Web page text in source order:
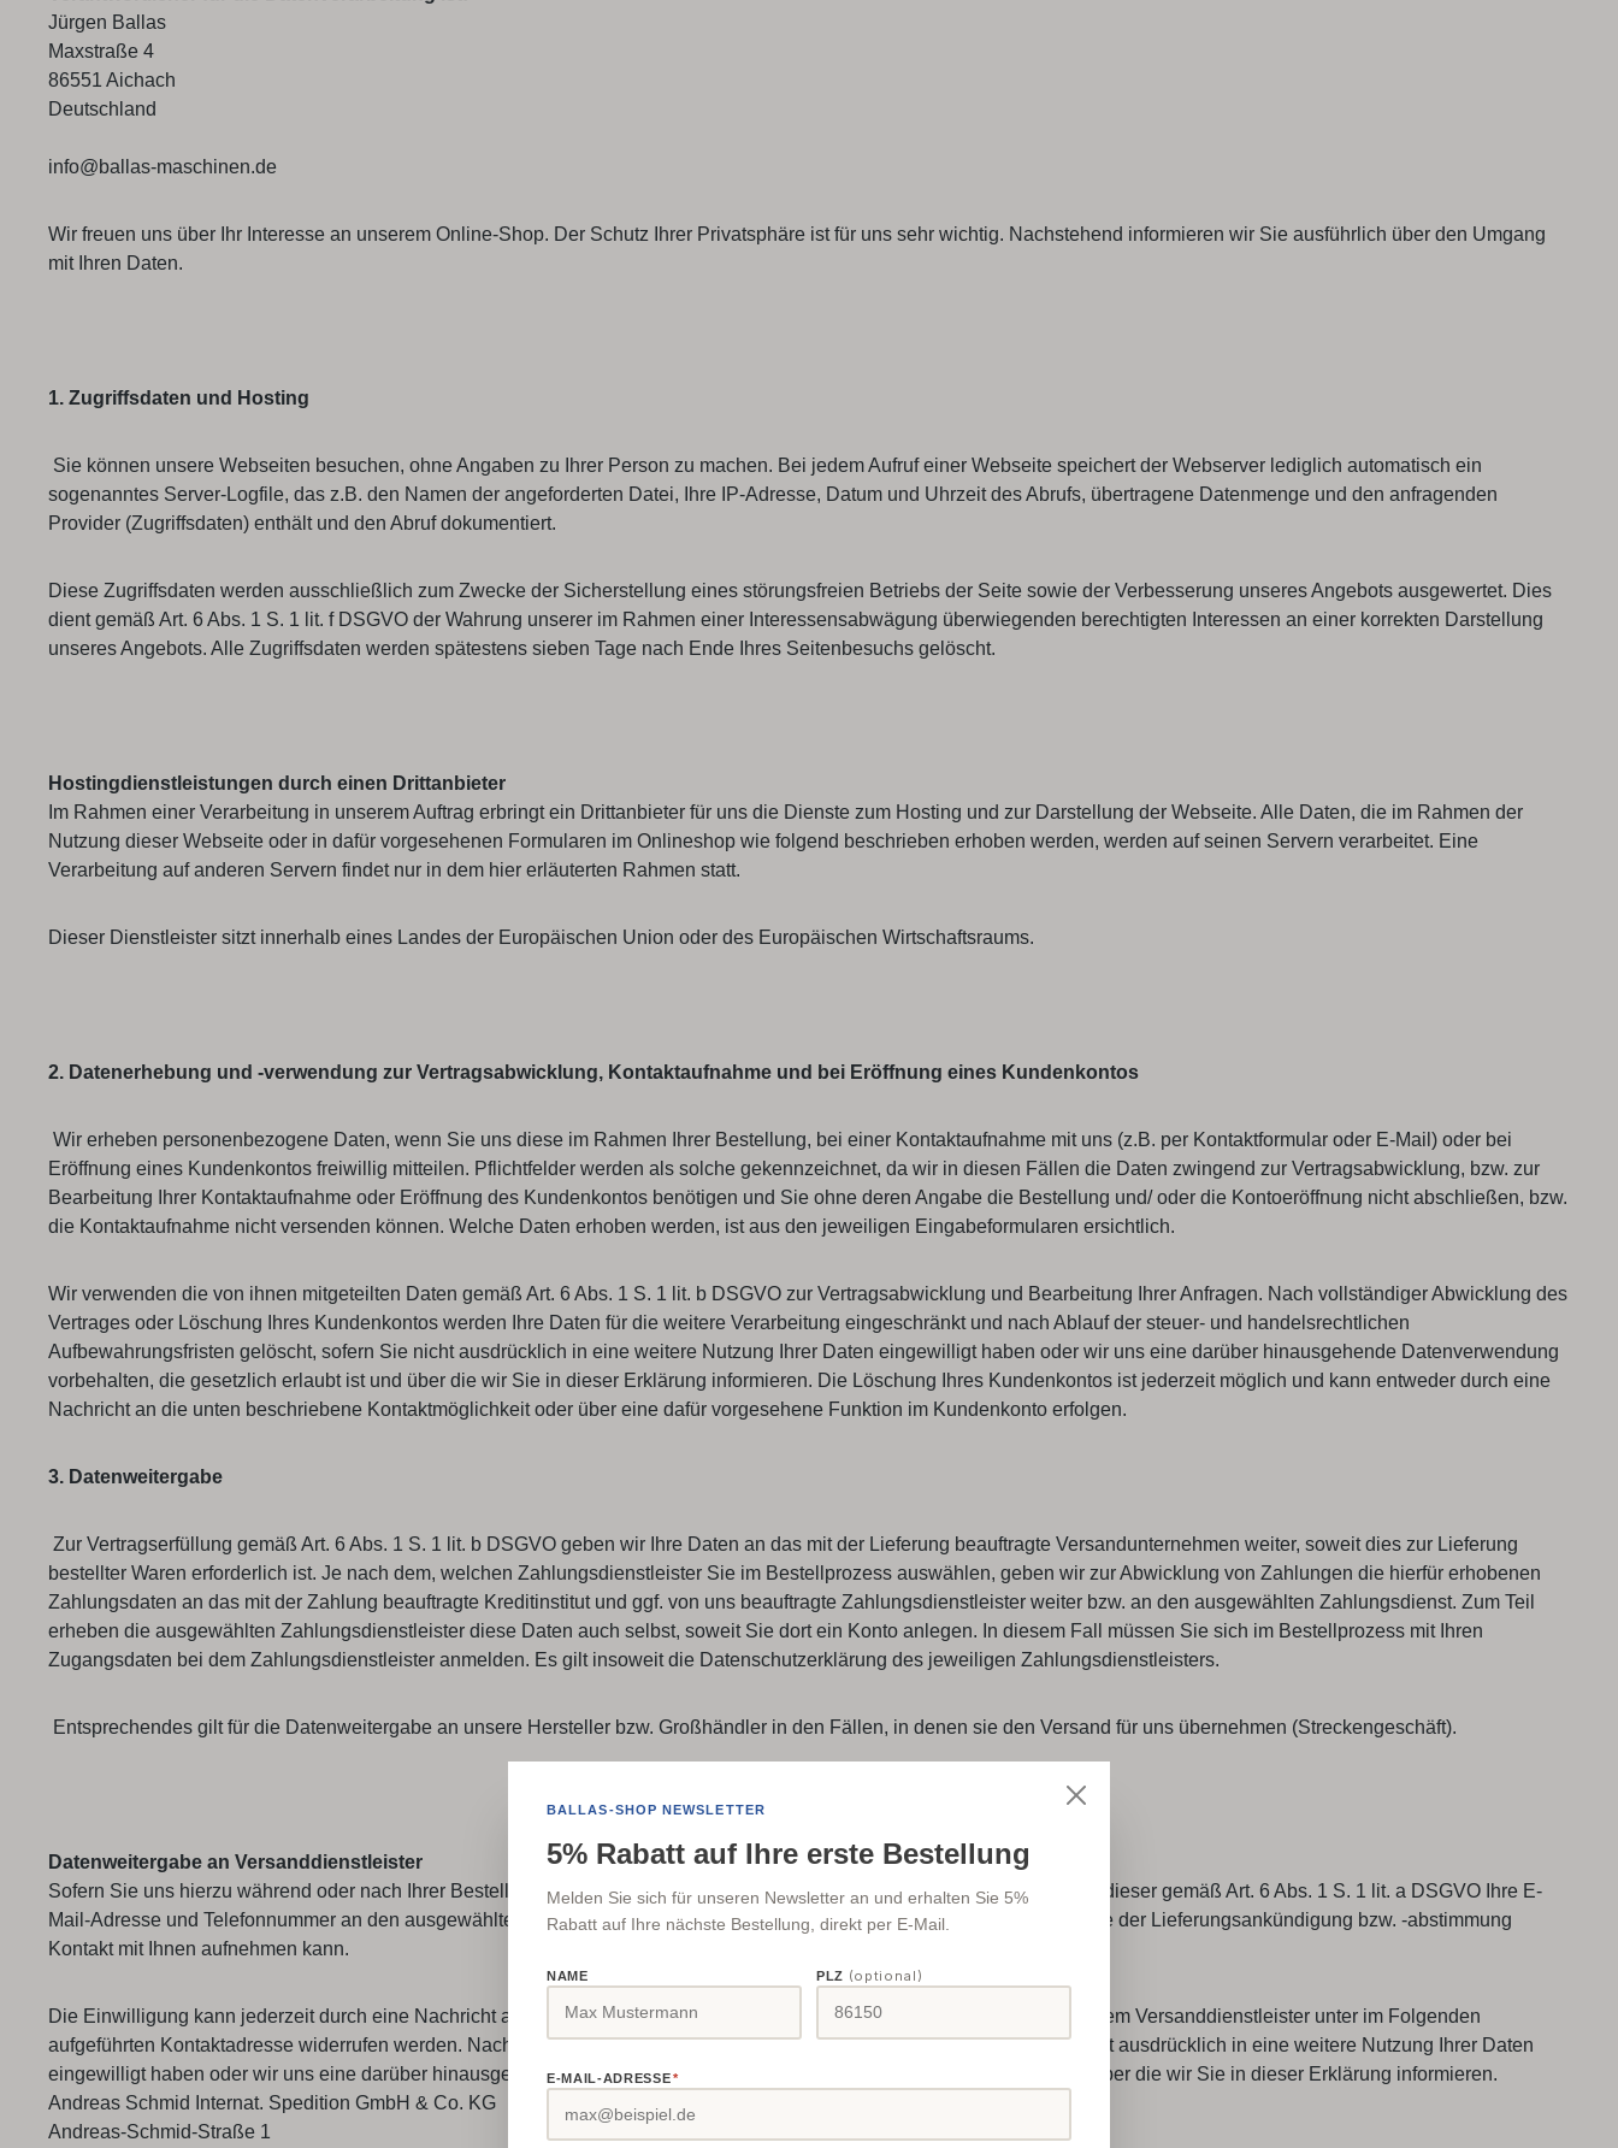
Jürgen Ballas
Maxstraße 4
86551 Aichach
Deutschland
info@ballas-maschinen.de
Wir freuen uns über Ihr Interesse an unserem Online-Shop. Der Schutz Ihrer Privatsphäre ist für uns sehr wichtig. Nachstehend informieren wir Sie ausführlich über den Umgang
mit Ihren Daten.
1. Zugriffsdaten und Hosting
Sie können unsere Webseiten besuchen, ohne Angaben zu Ihrer Person zu machen. Bei jedem Aufruf einer Webseite speichert der Webserver lediglich automatisch ein
sogenanntes Server-Logfile, das z.B. den Namen der angeforderten Datei, Ihre IP-Adresse, Datum und Uhrzeit des Abrufs, übertragene Datenmenge und den anfragenden
Provider (Zugriffsdaten) enthält und den Abruf dokumentiert.
Diese Zugriffsdaten werden ausschließlich zum Zwecke der Sicherstellung eines störungsfreien Betriebs der Seite sowie der Verbesserung unseres Angebots ausgewertet. Dies
dient gemäß Art. 6 Abs. 1 S. 1 lit. f DSGVO der Wahrung unserer im Rahmen einer Interessensabwägung überwiegenden berechtigten Interessen an einer korrekten Darstellung
unseres Angebots. Alle Zugriffsdaten werden spätestens sieben Tage nach Ende Ihres Seitenbesuchs gelöscht.
Hostingdienstleistungen durch einen Drittanbieter
Im Rahmen einer Verarbeitung in unserem Auftrag erbringt ein Drittanbieter für uns die Dienste zum Hosting und zur Darstellung der Webseite. Alle Daten, die im Rahmen der
Nutzung dieser Webseite oder in dafür vorgesehenen Formularen im Onlineshop wie folgend beschrieben erhoben werden, werden auf seinen Servern verarbeitet. Eine
Verarbeitung auf anderen Servern findet nur in dem hier erläuterten Rahmen statt.
Dieser Dienstleister sitzt innerhalb eines Landes der Europäischen Union oder des Europäischen Wirtschaftsraums.
2. Datenerhebung und -verwendung zur Vertragsabwicklung, Kontaktaufnahme und bei Eröffnung eines Kundenkontos
Wir erheben personenbezogene Daten, wenn Sie uns diese im Rahmen Ihrer Bestellung, bei einer Kontaktaufnahme mit uns (z.B. per Kontaktformular oder E-Mail) oder bei
Eröffnung eines Kundenkontos freiwillig mitteilen. Pflichtfelder werden als solche gekennzeichnet, da wir in diesen Fällen die Daten zwingend zur Vertragsabwicklung, bzw. zur
Bearbeitung Ihrer Kontaktaufnahme oder Eröffnung des Kundenkontos benötigen und Sie ohne deren Angabe die Bestellung und/ oder die Kontoeröffnung nicht abschließen, bzw.
die Kontaktaufnahme nicht versenden können. Welche Daten erhoben werden, ist aus den jeweiligen Eingabeformularen ersichtlich.
Wir verwenden die von ihnen mitgeteilten Daten gemäß Art. 6 Abs. 1 S. 1 lit. b DSGVO zur Vertragsabwicklung und Bearbeitung Ihrer Anfragen. Nach vollständiger Abwicklung des
Vertrages oder Löschung Ihres Kundenkontos werden Ihre Daten für die weitere Verarbeitung eingeschränkt und nach Ablauf der steuer- und handelsrechtlichen
Aufbewahrungsfristen gelöscht, sofern Sie nicht ausdrücklich in eine weitere Nutzung Ihrer Daten eingewilligt haben oder wir uns eine darüber hinausgehende Datenverwendung
vorbehalten, die gesetzlich erlaubt ist und über die wir Sie in dieser Erklärung informieren. Die Löschung Ihres Kundenkontos ist jederzeit möglich und kann entweder durch eine
Nachricht an die unten beschriebene Kontaktmöglichkeit oder über eine dafür vorgesehene Funktion im Kundenkonto erfolgen.
3. Datenweitergabe
Zur Vertragserfüllung gemäß Art. 6 Abs. 1 S. 1 lit. b DSGVO geben wir Ihre Daten an das mit der Lieferung beauftragte Versandunternehmen weiter, soweit dies zur Lieferung
bestellter Waren erforderlich ist. Je nach dem, welchen Zahlungsdienstleister Sie im Bestellprozess auswählen, geben wir zur Abwicklung von Zahlungen die hierfür erhobenen
Zahlungsdaten an das mit der Zahlung beauftragte Kreditinstitut und ggf. von uns beauftragte Zahlungsdienstleister weiter bzw. an den ausgewählten Zahlungsdienst. Zum Teil
erheben die ausgewählten Zahlungsdienstleister diese Daten auch selbst, soweit Sie dort ein Konto anlegen. In diesem Fall müssen Sie sich im Bestellprozess mit Ihren
Zugangsdaten bei dem Zahlungsdienstleister anmelden. Es gilt insoweit die Datenschutzerklärung des jeweiligen Zahlungsdienstleisters.
Entsprechendes gilt für die Datenweitergabe an unsere Hersteller bzw. Großhändler in den Fällen, in denen sie den Versand für uns übernehmen (Streckengeschäft).
Datenweitergabe an Versanddienstleister
Sofern Sie uns hierzu während oder nach Ihrer Bestellung Ihre ausdrückliche Einwilligung erteilt haben, geben wir aufgrund dieser gemäß Art. 6 Abs. 1 S. 1 lit. a DSGVO Ihre E-
Mail-Adresse und Telefonnummer an den ausgewählten Versanddienstleister weiter, damit dieser vor Zustellung zum Zwecke der Lieferungsankündigung bzw. -abstimmung
Kontakt mit Ihnen aufnehmen kann.
Die Einwilligung kann jederzeit durch eine Nachricht an die unten beschriebene Kontaktmöglichkeit oder direkt gegenüber dem Versanddienstleister unter im Folgenden
aufgeführten Kontaktadresse widerrufen werden. Nach Widerruf löschen wir Ihre hierfür angegebenen Daten, soweit Sie nicht ausdrücklich in eine weitere Nutzung Ihrer Daten
eingewilligt haben oder wir uns eine darüber hinausgehende Datenverwendung vorbehalten, die gesetzlich erlaubt ist und über die wir Sie in dieser Erklärung informieren.
Andreas Schmid Internat. Spedition GmbH & Co. KG
Andreas-Schmid-Straße 1
BALLAS-SHOP NEWSLETTER
5% Rabatt auf Ihre erste Bestellung
Melden Sie sich für unseren Newsletter an und erhalten Sie 5%
Rabatt auf Ihre nächste Bestellung, direkt per E-Mail.
NAME PLZ (optional)
E-MAIL-ADRESSE*